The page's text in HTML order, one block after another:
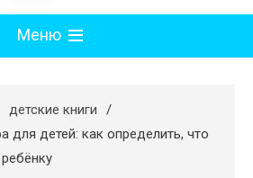
Меню
детские книги
для детей: как определить, что